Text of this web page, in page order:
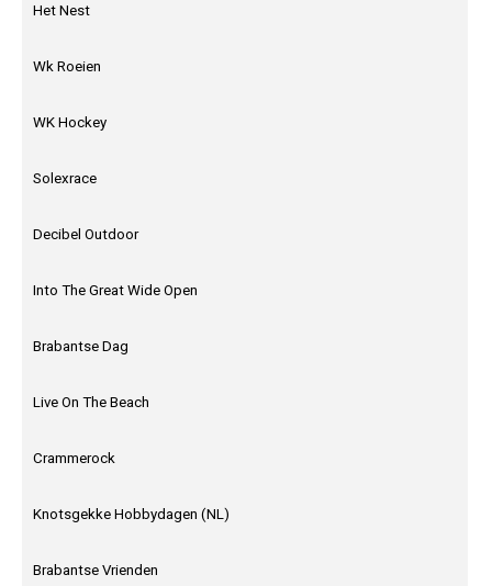
Het Nest
Wk Roeien
WK Hockey
Solexrace
Decibel Outdoor
Into The Great Wide Open
Brabantse Dag
Live On The Beach
Crammerock
Knotsgekke Hobbydagen (NL)
Brabantse Vrienden